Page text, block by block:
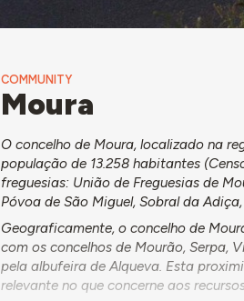
COMMUNITY
Moura
O concelho de Moura, localizado na
população de 13.258 habitantes
freguesias: União de Freguesias de
Póvoa de São Miguel, Sobral da
Geograficamente, o concelho de
com os concelhos de Mourão, Serpa,
pela albufeira de Alqueva. Esta
relevante no que concerne aos